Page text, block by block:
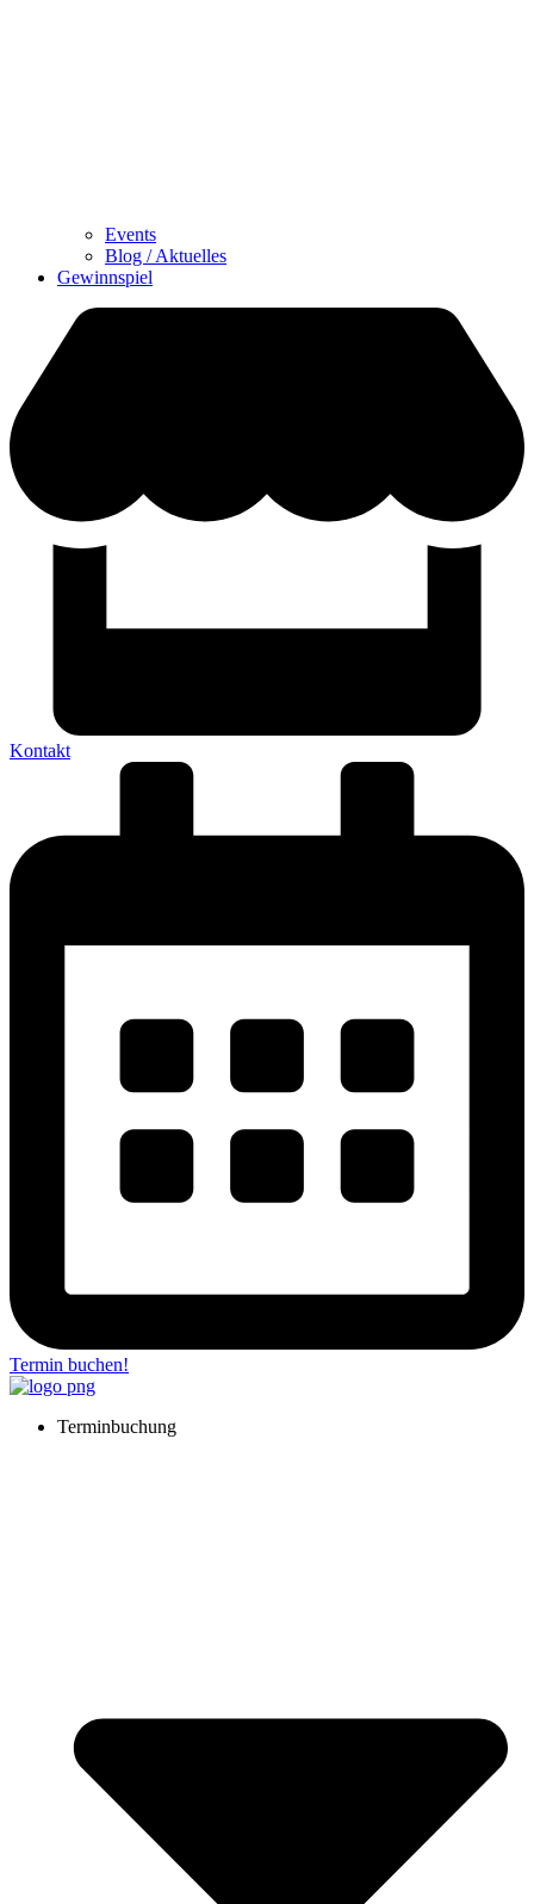
Events
Blog / Aktuelles
Gewinnspiel
Kontakt
Termin buchen!
Terminbuchung